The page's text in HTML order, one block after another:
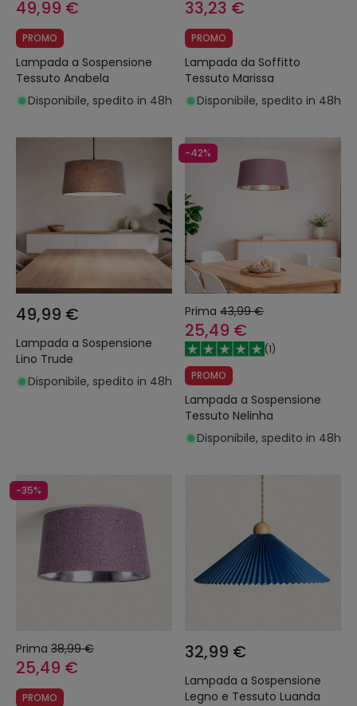
49,99 €
PROMO
Lampada a Sospensione
Tessuto Anabela
Disponibile, spedito in 48h
33,23 €
PROMO
Lampada da Soffitto
Tessuto Marissa
Disponibile, spedito in 48h
49,99 €
Lampada a Sospensione
Lino Trude
Disponibile, spedito in 48h
-42%
Prima 43,99 €
25,49 €
(1)
PROMO
Lampada a Sospensione
Tessuto Nelinha
Disponibile, spedito in 48h
-35%
Prima 38,99 €
25,49 €
PROMO
32,99 €
Lampada a Sospensione
Legno e Tessuto Luanda